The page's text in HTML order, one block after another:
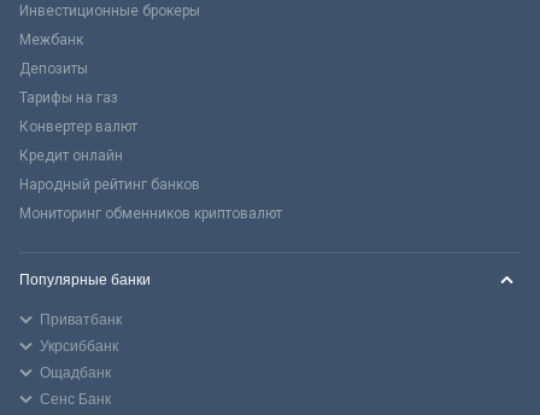
Инвестиционные брокеры
Межбанк
Депозиты
Тарифы на газ
Конвертер валют
Кредит онлайн
Народный рейтинг банков
Мониторинг обменников криптовалют
Популярные банки
Приватбанк
Укрсиббанк
Ощадбанк
Сенс Банк